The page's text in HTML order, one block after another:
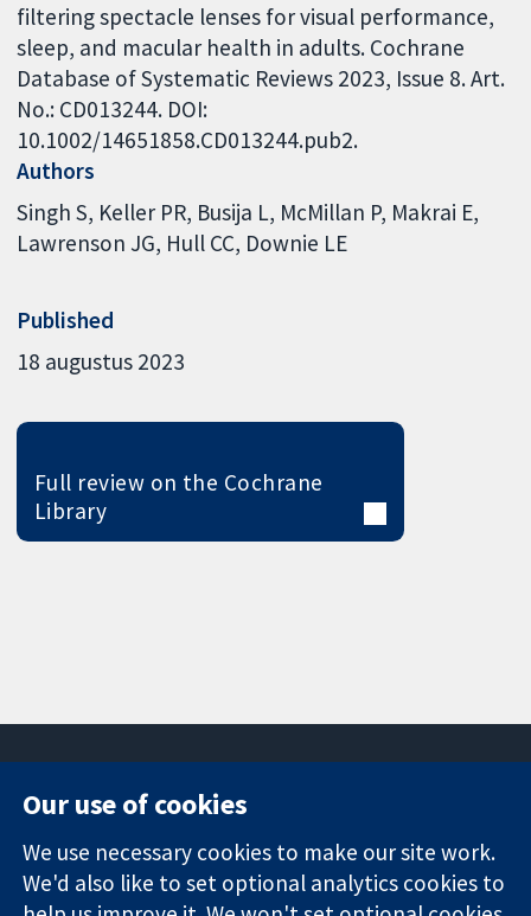
filtering spectacle lenses for visual performance,
sleep, and macular health in adults. Cochrane
Database of Systematic Reviews 2023, Issue 8. Art.
No.: CD013244. DOI:
10.1002/14651858.CD013244.pub2.
Authors
Singh S Keller PR Busija L McMillan P Makrai E
Lawrenson JG Hull CC Downie LE
Published
18 augustus 2023
Full review on the Cochrane
Library
Trusted
evidence.
Square
London
W1G 0AN
News
Press office
About us
Our use of cookies
We use necessary cookies to make our site work.
We'd also like to set optional analytics cookies to